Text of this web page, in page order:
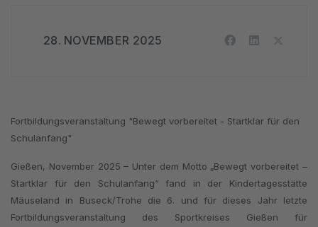
28. NOVEMBER 2025
Fortbildungsveranstaltung "Bewegt vorbereitet - Startklar für den
Schulanfang"
Gießen, November 2025 – Unter dem Motto „Bewegt vorbereitet –
Startklar für den Schulanfang“ fand in der Kindertagesstätte
Mäuseland in Buseck/Trohe die 6. und für dieses Jahr letzte
Fortbildungsveranstaltung des Sportkreises Gießen für